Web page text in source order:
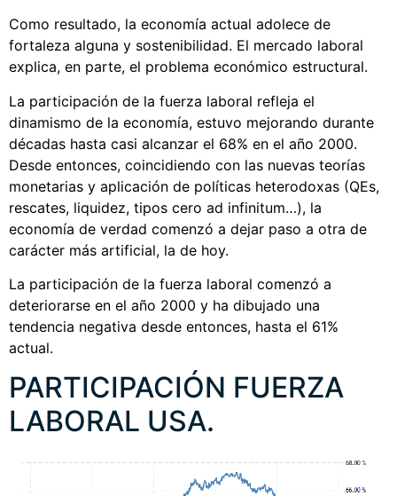
Como resultado, la economía actual adolece de
fortaleza alguna y sostenibilidad. El mercado laboral
explica, en parte, el problema económico estructural.
La participación de la fuerza laboral refleja el
dinamismo de la economía, estuvo mejorando durante
décadas hasta casi alcanzar el 68% en el año 2000.
Desde entonces, coincidiendo con las nuevas teorías
monetarias y aplicación de políticas heterodoxas (QEs,
rescates, liquidez, tipos cero ad infinitum…), la
economía de verdad comenzó a dejar paso a otra de
carácter más artificial, la de hoy.
La participación de la fuerza laboral comenzó a
deteriorarse en el año 2000 y ha dibujado una
tendencia negativa desde entonces, hasta el 61%
actual.
PARTICIPACIÓN FUERZA
LABORAL USA.